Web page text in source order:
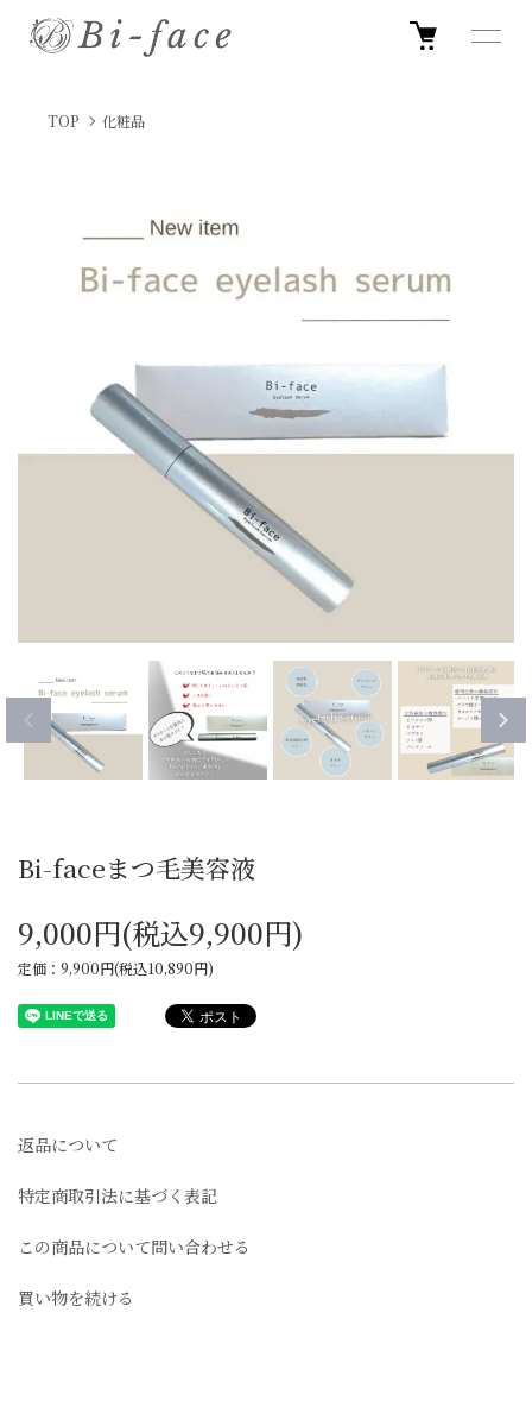
TOP 化粧品
Bi-faceまつ毛美容液
9,000円(税込9,900円)
定価：9,900円(税込10,890円)
返品について
特定商取引法に基づく表記
この商品について問い合わせる
買い物を続ける